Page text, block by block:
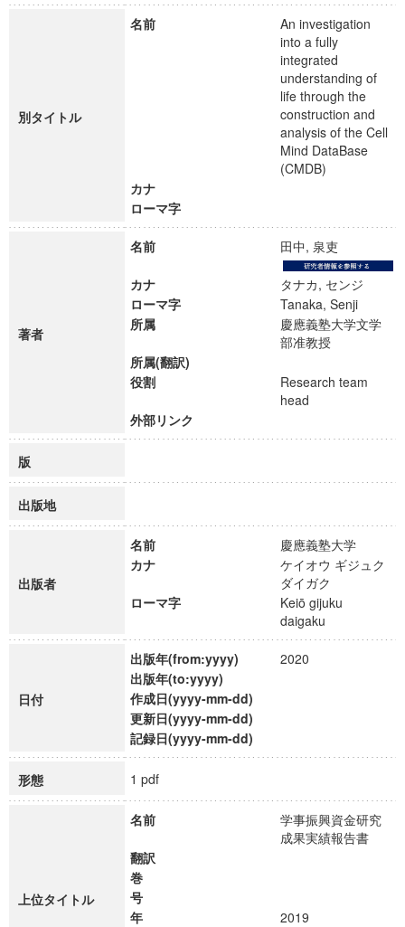
別タイトル
名前
An investigation
into a fully
integrated
understanding of
life through the
construction and
analysis of the Cell
Mind DataBase
(CMDB)
カナ
ローマ字
著者
名前 田中, 泉吏
カナ
タナカ, センジ
ローマ字
Tanaka, Senji
所属
慶應義塾大学文学
部准教授
所属(翻訳)
役割
Research team
head
外部リンク
版
出版地
出版者
名前
慶應義塾大学
カナ
ケイオウ ギジュク
ダイガク
ローマ字
Keiō gijuku
daigaku
日付
出版年(from:yyyy)
2020
出版年(to:yyyy)
作成日(yyyy-mm-dd)
更新日(yyyy-mm-dd)
記録日(yyyy-mm-dd)
形態 1 pdf
上位タイトル
名前
学事振興資金研究
成果実績報告書
翻訳
巻
号
年
2019